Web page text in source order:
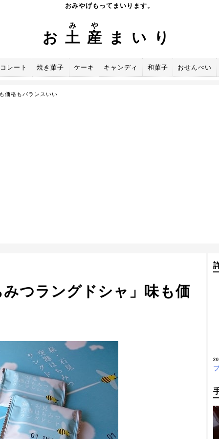
おみやげもってまいります。
お 土
み
産
や
まいり
レート 焼き菓子 ケーキ キャンディ 和菓子 おせんべい
価格もバランスいい
つラングドシャ」味も価